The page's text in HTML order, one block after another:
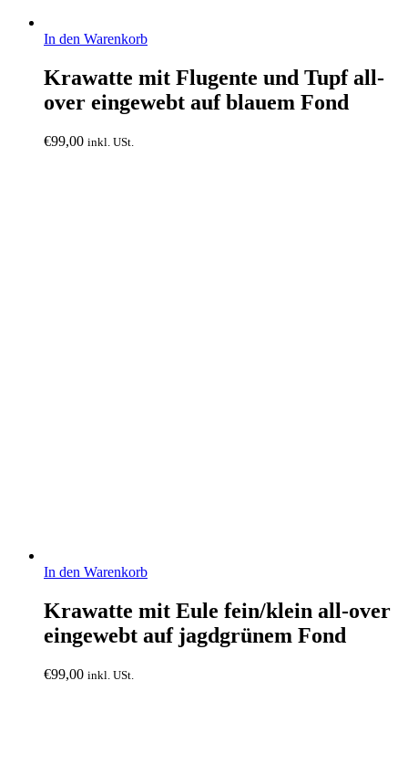
In den Warenkorb
Krawatte mit Flugente und Tupf all-
over eingewebt auf blauem Fond
€99,00 inkl. USt.
In den Warenkorb
Krawatte mit Eule fein/klein all-over
eingewebt auf jagdgrünem Fond
€99,00 inkl. USt.